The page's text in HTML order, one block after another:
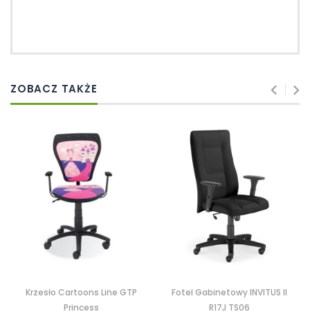
ZOBACZ TAKŻE
Krzesło Cartoons Line GTP
Princess
Fotel Gabinetowy INVITUS II
R17J TS06